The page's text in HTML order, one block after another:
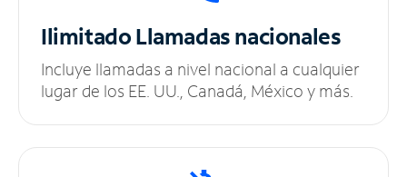
IlimitadoLlamadas nacionales
Incluye llamadas a nivel nacional a cualquier
lugar de los EE. UU., Canadá, México y más.